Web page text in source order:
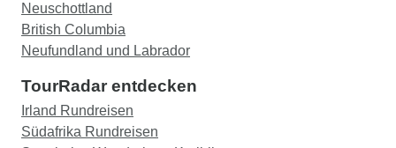
Neuschottland
British Columbia
Neufundland und Labrador
TourRadar entdecken
Irland Rundreisen
Südafrika Rundreisen